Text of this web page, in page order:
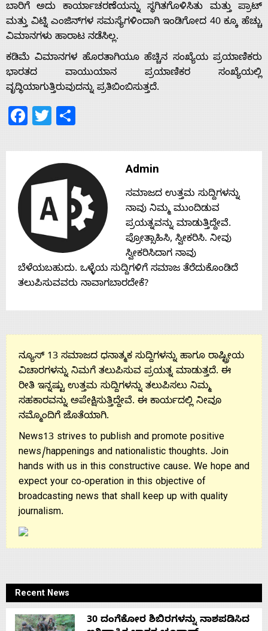
Advertise
With
s
Contact
ಬಾರಿಗೆ ಅದು ಕಾರ್ಯಾಚರಣೆಯನ್ನು ಸ್ಥಗಿತಗೊಳಿಸಿತು ಮತ್ತು ಪ್ರಾಟ್
ಮತ್ತು ವಿಟ್ನಿ ಎಂಜಿನ್‌ಗಳ ಸಮಸ್ಯೆಗಳಿಂದಾಗಿ ಇಂಡಿಗೋದ 40 ಕ್ಕೂ ಹೆಚ್ಚು
ವಿಮಾನಗಳು ಹಾರಾಟ ನಡೆಸಿಲ್ಲ.
ಕಡಿಮೆ ವಿಮಾನಗಳ ಹೊರತಾಗಿಯೂ ಹೆಚ್ಚಿನ ಸಂಖ್ಯೆಯ ಪ್ರಯಾಣಿಕರು
ಭಾರತದ ವಾಯುಯಾನ ಪ್ರಯಾಣಿಕರ ಸಂಖ್ಯೆಯಲ್ಲಿ
ವೃದ್ಧಿಯಾಗುತ್ತಿರುವುದನ್ನು ಪ್ರತಿಬಿಂಬಿಸುತ್ತದೆ.
Facebook
Twitter
Admin
ಸಮಾಜದ ಉತ್ತಮ ಸುದ್ದಿಗಳನ್ನು
ನಾವು ನಿಮ್ಮ ಮುಂದಿಡುವ
ಪ್ರಯತ್ನವನ್ನು ಮಾಡುತ್ತಿದ್ದೇವೆ.
ಪ್ರೋತ್ಸಾಹಿಸಿ, ಸ್ವೀಕರಿಸಿ. ನೀವು
ಸ್ವೀಕರಿಸಿದಾಗ ನಾವು
ಬೆಳೆಯಬಹುದು. ಒಳ್ಳೆಯ ಸುದ್ದಿಗಳಿಗೆ ಸಮಾಜ ತೆರೆದುಕೊಂಡಿದೆ
ತಲುಪಿಸುವವರು ನಾವಾಗಬಾರದೇಕೆ?
ನ್ಯೂಸ್ 13 ಸಮಾಜದ ಧನಾತ್ಮಕ ಸುದ್ದಿಗಳನ್ನು ಹಾಗೂ ರಾಷ್ಟ್ರೀಯ
ವಿಚಾರಗಳನ್ನು ನಿಮಗೆ ತಲುಪಿಸುವ ಪ್ರಯತ್ನ ಮಾಡುತ್ತದೆ. ಈ
ರೀತಿ ಇನ್ನಷ್ಟು ಉತ್ತಮ ಸುದ್ದಿಗಳನ್ನು ತಲುಪಿಸಲು ನಿಮ್ಮ
ಸಹಕಾರವನ್ನು ಅಪೇಕ್ಷಿಸುತ್ತಿದ್ದೇವೆ. ಈ ಕಾರ್ಯದಲ್ಲಿ ನೀವೂ
ನಮ್ಮೊಂದಿಗೆ ಜೊತೆಯಾಗಿ.
News13 strives to publish and promote positive
news/happenings and nationalistic thoughts. Join
hands with us in this constructive cause. We hope and
expect your co-operation in this objective of
broadcasting news that shall keep up with quality
journalism.
Recent News
30 ದಂಗೆಕೋರ ಶಿಬಿರಗಳನ್ನು ನಾಶಪಡಿಸಿದ